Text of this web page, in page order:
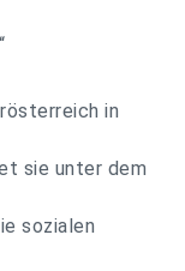
in
sie unter dem
sozialen